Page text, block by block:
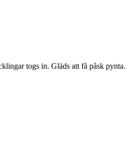
togs in. Gläds att få påsk pynta.